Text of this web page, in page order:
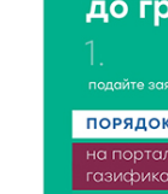
6 Авг 2026
Объем
6 Авг 2026
область на